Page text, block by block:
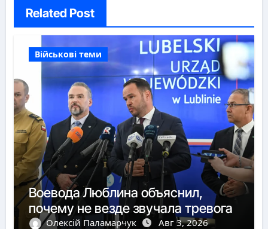
Related Post
Військові теми
Воевода Люблина объяснил,
почему не везде звучала тревога
Олексій Паламарчук Авг 3, 2026